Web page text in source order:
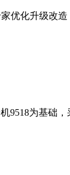
优化升级改
9518为基础